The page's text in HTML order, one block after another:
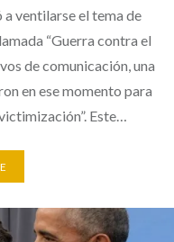
ventilarse el tema de
“Guerra contra el
de comunicación, una
en ese momento para
Este…